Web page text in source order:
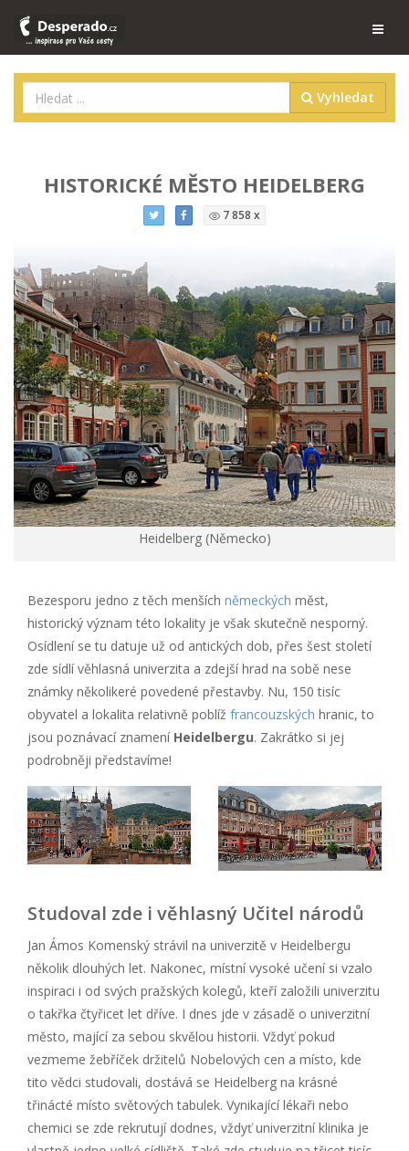
Vyhledat
HISTORICKÉ MĚSTO HEIDELBERG
7 858 x
Heidelberg (Německo)
Bezesporu jedno z těch menších německých měst,
historický význam této lokality je však skutečně nesporný.
Osídlení se tu datuje už od antických dob, přes šest století
zde sídlí věhlasná univerzita a zdejší hrad na sobě nese
známky několikeré povedené přestavby. Nu, 150 tisíc
obyvatel a lokalita relativně poblíž francouzských hranic, to
jsou poznávací znamení Heidelbergu. Zakrátko si jej
podrobněji představíme!
Studoval zde i věhlasný Učitel národů
Jan Ámos Komenský strávil na univerzitě v Heidelbergu
několik dlouhých let. Nakonec, místní vysoké učení si vzalo
inspiraci i od svých pražských kolegů, kteří založili univerzitu
o takřka čtyřicet let dříve. I dnes jde v zásadě o univerzitní
město, mající za sebou skvělou historii. Vždyť pokud
vezmeme žebříček držitelů Nobelových cen a místo, kde
tito vědci studovali, dostává se Heidelberg na krásné
třinácté místo světových tabulek. Vynikající lékaři nebo
chemici se zde rekrutují dodnes, vždyť univerzitní klinika je